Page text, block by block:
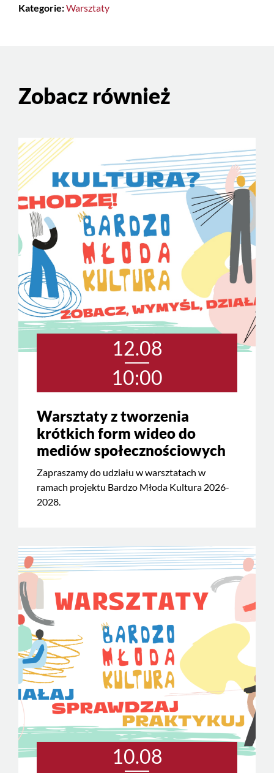
Kategorie:Warsztaty
Zobacz również
12.08
10:00
Warsztaty z tworzenia
krótkich form wideo do
mediów społecznościowych
Zapraszamy do udziału w warsztatach w
ramach projektu Bardzo Młoda Kultura 2026-
2028.
10.08